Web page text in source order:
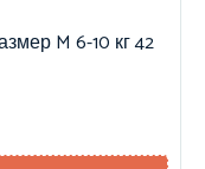
M 6-10 кг 42